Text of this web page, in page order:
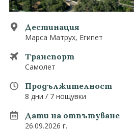
Екзотични
0882 907 335
Последвайте ни
Дестинация
Марса Матрух, Египет
Транспорт
Самолет
Продължителност
8 дни / 7 нощувки
Дати на отпътуване
26.09.2026 г.